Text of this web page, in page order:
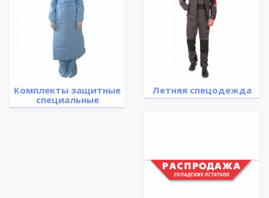
Комплекты защитные
специальные
Летняя спецодежда